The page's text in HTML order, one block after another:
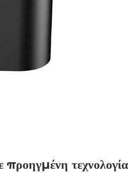
τεχνολογία